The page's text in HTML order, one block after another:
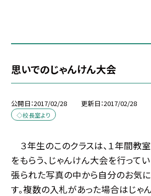
思いでのじゃんけん大会
公開日 2017/02/28 更新日 2017/02/28
◇校長室より
３年生のこのクラスは、１年間教
をもらう、じゃんけん大会を行って
張られた写真の中から自分のお気
す。複数の入札があった場合はじゃ